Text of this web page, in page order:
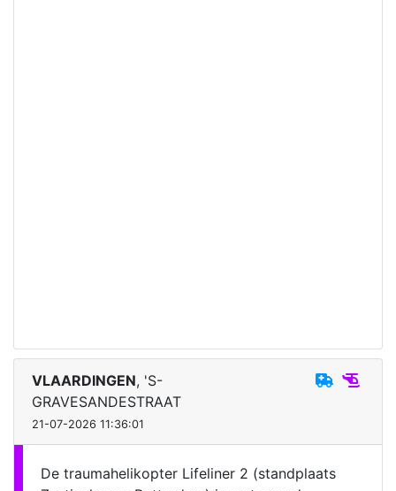
VLAARDINGEN, 'S-
GRAVESANDESTRAAT
21-07-2026 11:36:01
De traumahelikopter Lifeliner 2 (standplaats